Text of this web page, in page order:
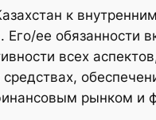
к
ее обязанности
всех
рынком и